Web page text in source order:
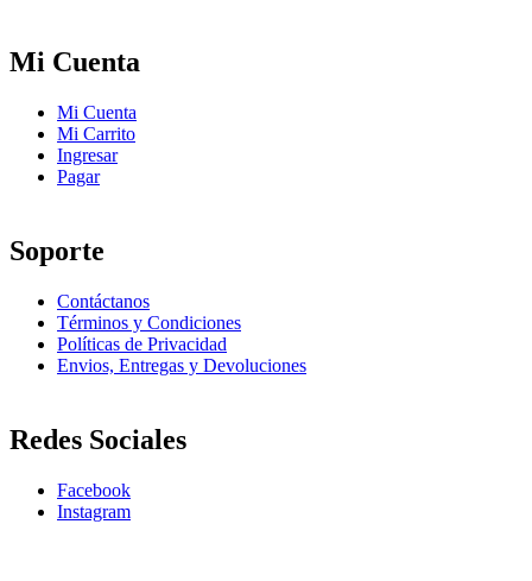
Mi Cuenta
Mi Cuenta
Mi Carrito
Ingresar
Pagar
Soporte
Contáctanos
Términos y Condiciones
Políticas de Privacidad
Envios, Entregas y Devoluciones
Redes Sociales
Facebook
Instagram